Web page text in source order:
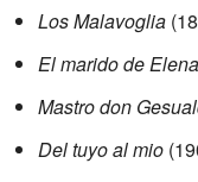
Los Malavoglia
El marido de Elena
Mastro don
Del tuyo al mio